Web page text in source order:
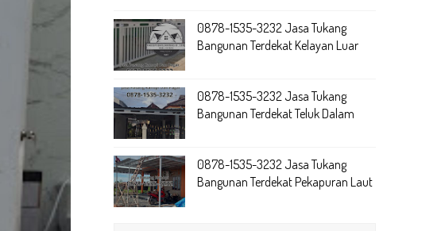
0878-1535-3232 Jasa Tukang
Bangunan Terdekat Kelayan Luar
0878-1535-3232 Jasa Tukang
Bangunan Terdekat Teluk Dalam
0878-1535-3232 Jasa Tukang
Bangunan Terdekat Pekapuran Laut